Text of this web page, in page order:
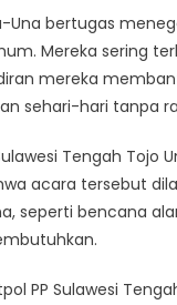
of
Public
Order
Safety
Una bertugas
Mereka sering
mereka
sehari-hari tanpa
Tengah
acara tersebut
seperti bencana
PP Sulawesi